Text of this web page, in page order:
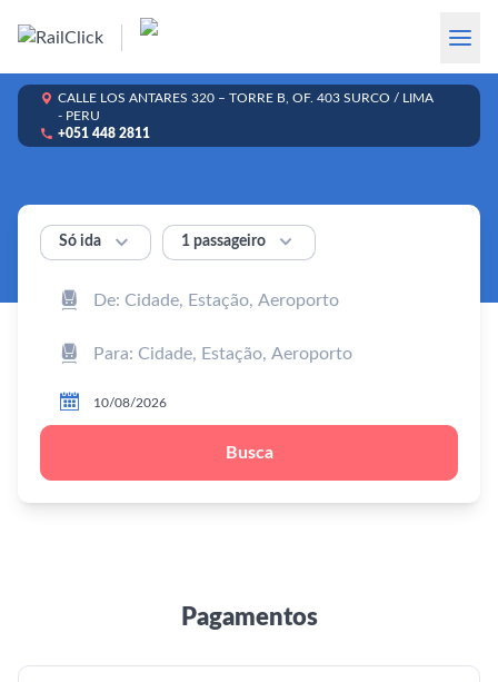
 CALLE LOS ANTARES 320 – TORRE B, OF. 403 SURCO / LIMA
- PERU
 +051 448 2811
Só ida  1 passageiro 



Busca
Pagamentos